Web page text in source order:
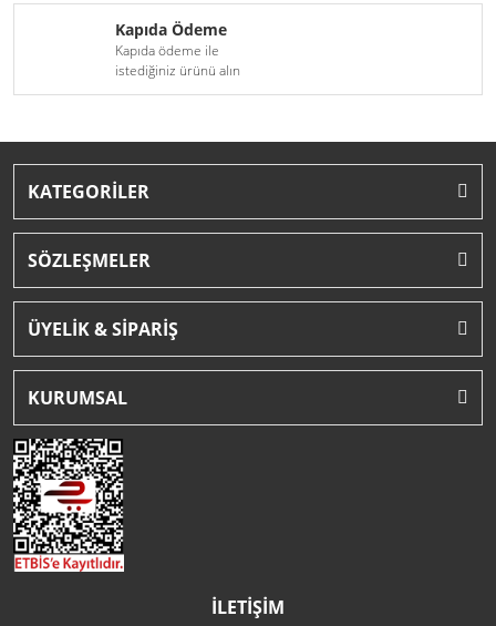
Kapıda Ödeme
Kapıda ödeme ile
istediğiniz ürünü alın
KATEGORİLER
SÖZLEŞMELER
ÜYELİK & SİPARİŞ
KURUMSAL
İLETİŞİM